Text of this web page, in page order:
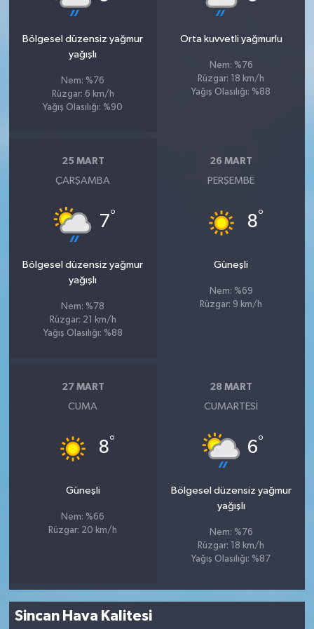
Bölgesel düzensiz yağmur
yağışlı
Nem: %76
Rüzgar: 6 km/h
Yağış Olasılığı: %90
Orta kuvvetli yağmurlu
Nem: %76
Rüzgar: 18 km/h
Yağış Olasılığı: %88
25 MART
ÇARŞAMBA
7°
Bölgesel düzensiz yağmur
yağışlı
Nem: %78
Rüzgar: 21 km/h
Yağış Olasılığı: %88
26 MART
PERŞEMBE
8°
Güneşli
Nem: %69
Rüzgar: 9 km/h
27 MART
CUMA
8°
Güneşli
Nem: %66
Rüzgar: 20 km/h
28 MART
CUMARTESI
6°
Bölgesel düzensiz yağmur
yağışlı
Nem: %76
Rüzgar: 18 km/h
Yağış Olasılığı: %87
Sincan Hava Kalitesi